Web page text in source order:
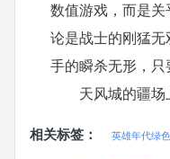
数值游戏，而是
论是战士的刚猛无
手的瞬杀无形，
天风城的疆场
相关标签： 英雄年代绿